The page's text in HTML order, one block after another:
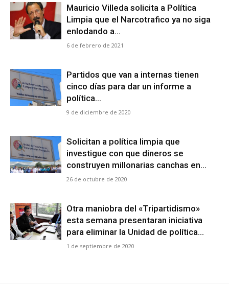
Mauricio Villeda solicita a Política
Limpia que el Narcotrafico ya no siga
enlodando a...
6 de febrero de 2021
Partidos que van a internas tienen
cinco días para dar un informe a
política...
9 de diciembre de 2020
Solicitan a política limpia que
investigue con que dineros se
construyen millonarias canchas en...
26 de octubre de 2020
Otra maniobra del «Tripartidismo»
esta semana presentaran iniciativa
para eliminar la Unidad de política...
1 de septiembre de 2020